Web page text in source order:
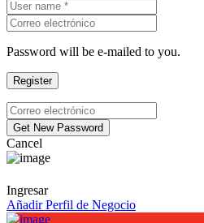
Password will be e-mailed to you.
Cancel
Ingresar
Añadir Perfil de Negocio